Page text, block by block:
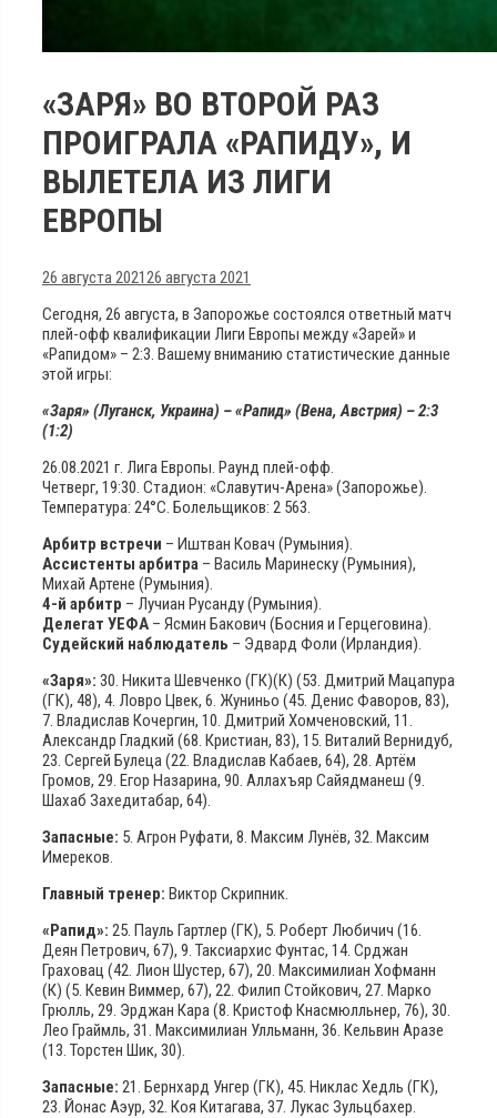
«ЗАРЯ» ВО ВТОРОЙ РАЗ
ПРОИГРАЛА «РАПИДУ», И
ВЫЛЕТЕЛА ИЗ ЛИГИ
ЕВРОПЫ
26 августа 202126 августа 2021
Сегодня, 26 августа, в Запорожье состоялся ответный матч
плей-офф квалификации Лиги Европы между «Зарей» и
«Рапидом» – 2:3. Вашему вниманию статистические данные
этой игры:
«Заря» (Луганск, Украина) – «Рапид» (Вена, Австрия) – 2:3
(1:2)
26.08.2021 г. Лига Европы. Раунд плей-офф.
Четверг, 19:30. Стадион: «Славутич-Арена» (Запорожье).
Температура: 24°С. Болельщиков: 2 563.
Арбитр встречи – Иштван Ковач (Румыния).
Ассистенты арбитра – Василь Маринеску (Румыния),
Михай Артене (Румыния).
4-й арбитр – Лучиан Русанду (Румыния).
Делегат УЕФА – Ясмин Бакович (Босния и Герцеговина).
Судейский наблюдатель – Эдвард Фоли (Ирландия).
«Заря»: 30. Никита Шевченко (ГК)(К) (53. Дмитрий Мацапура
(ГК), 48), 4. Ловро Цвек, 6. Жуниньо (45. Денис Фаворов, 83),
7. Владислав Кочергин, 10. Дмитрий Хомченовский, 11.
Александр Гладкий (68. Кристиан, 83), 15. Виталий Вернидуб,
23. Сергей Булеца (22. Владислав Кабаев, 64), 28. Артём
Громов, 29. Егор Назарина, 90. Аллахъяр Сайядманеш (9.
Шахаб Захедитабар, 64).
Запасные: 5. Агрон Руфати, 8. Максим Лунёв, 32. Максим
Имереков.
Главный тренер: Виктор Скрипник.
«Рапид»: 25. Пауль Гартлер (ГК), 5. Роберт Любичич (16.
Деян Петрович, 67), 9. Таксиархис Фунтас, 14. Срджан
Граховац (42. Лион Шустер, 67), 20. Максимилиан Хофманн
(К) (5. Кевин Виммер, 67), 22. Филип Стойкович, 27. Марко
Грюлль, 29. Эрджан Кара (8. Кристоф Кнасмюлльнер, 76), 30.
Лео Граймль, 31. Максимилиан Улльманн, 36. Кельвин Аразе
(13. Торстен Шик, 30).
Запасные: 21. Бернхард Унгер (ГК), 45. Никлас Хедль (ГК),
23. Йонас Аэур, 32. Коя Китагава, 37. Лукас Зульцбахер.